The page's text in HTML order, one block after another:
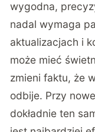
wygodna,
nadal wymaga
aktualizacjach i
może mieć
zmieni faktu, że
odbije. Przy
dokładnie ten